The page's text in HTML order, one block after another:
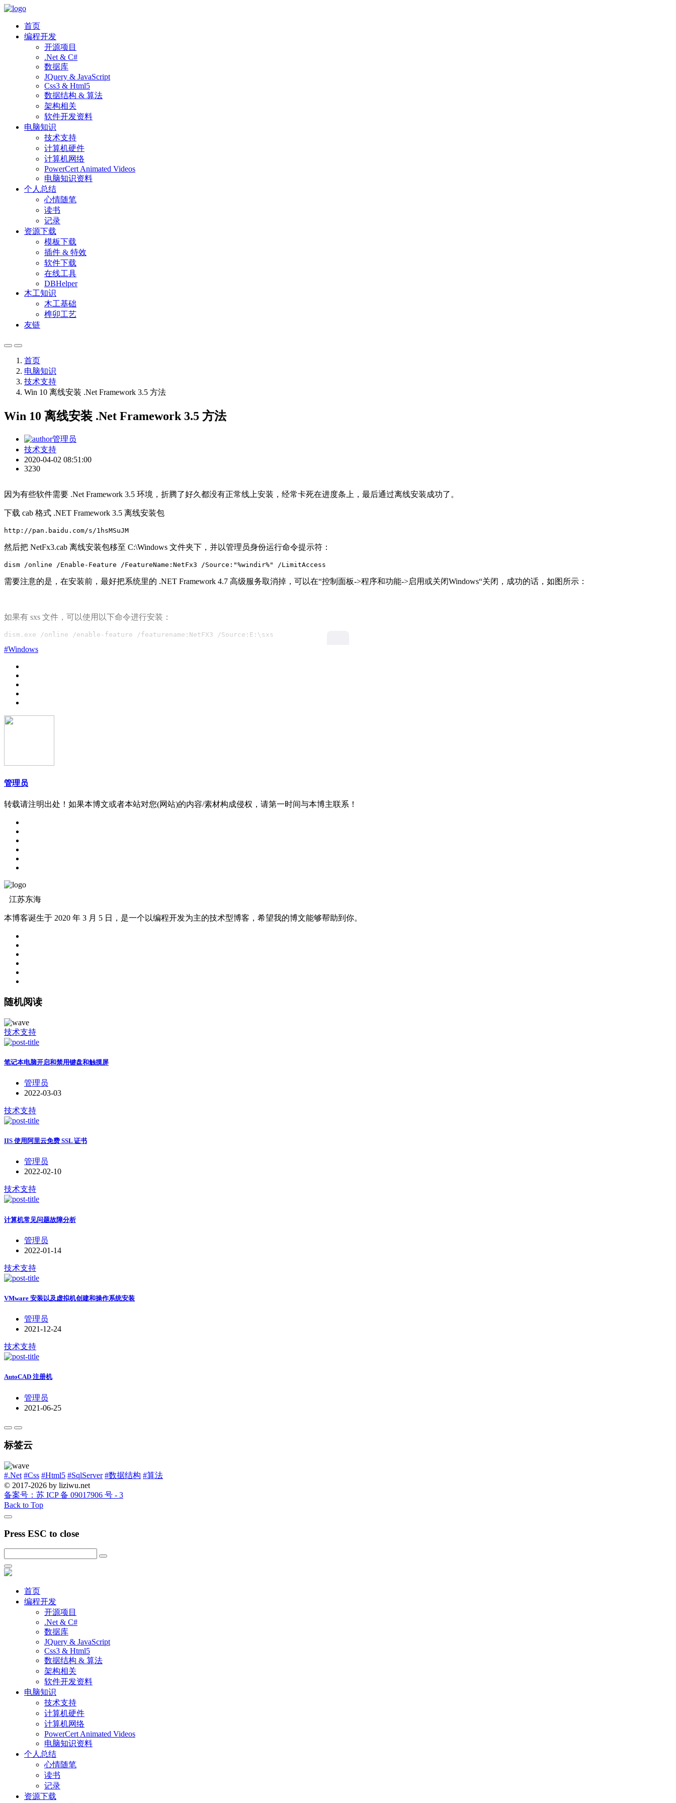
首页
编程开发
开源项目
.Net & C#
数据库
JQuery & JavaScript
Css3 & Html5
数据结构 & 算法
架构相关
软件开发资料
电脑知识
技术支持
计算机硬件
计算机网络
PowerCert Animated Videos
电脑知识资料
个人总结
心情随笔
读书
记录
资源下载
模板下载
插件 & 特效
软件下载
在线工具
DBHelper
木工知识
木工基础
榫卯工艺
友链
首页
电脑知识
技术支持
Win 10 离线安装 .Net Framework 3.5 方法
Win 10 离线安装 .Net Framework 3.5 方法
管理员
技术支持
2020-04-02 08:51:00
3230
因为有些软件需要 .Net Framework 3.5 环境，折腾了好久都没有正常线上安装，经常卡死在进度条上，最后通过离线安装成功了。
下载 cab 格式 .NET Framework 3.5 离线安装包
http://pan.baidu.com/s/1hsMSuJM
然后把 NetFx3.cab 离线安装包移至 C:\Windows 文件夹下，并以管理员身份运行命令提示符：
dism /online /Enable-Feature /FeatureName:NetFx3 /Source:"%windir%" /LimitAccess
需要注意的是，在安装前，最好把系统里的 .NET Framework 4.7 高级服务取消掉，可以在“控制面板->程序和功能->启用或关闭Windows“关闭，成功的话，如图所示：
如果有 sxs 文件，可以使用以下命令进行安装：
dism.exe /online /enable-feature /featurename:NetFX3 /Source:E:\sxs
#Windows
管理员
转载请注明出处！如果本博文或者本站对您(网站)的内容/素材构成侵权，请第一时间与本博主联系！
江苏东海
本博客诞生于 2020 年 3 月 5 日，是一个以编程开发为主的技术型博客，希望我的博文能够帮助到你。
随机阅读
技术支持
笔记本电脑开启和禁用键盘和触摸屏
管理员
2022-03-03
技术支持
IIS 使用阿里云免费 SSL 证书
管理员
2022-02-10
技术支持
计算机常见问题故障分析
管理员
2022-01-14
技术支持
VMware 安装以及虚拟机创建和操作系统安装
管理员
2021-12-24
技术支持
AutoCAD 注册机
管理员
2021-06-25
标签云
#.Net #Css #Html5 #SqlServer #数据结构 #算法
© 2017-2026 by liziwu.net
备案号：苏 ICP 备 09017906 号 - 3
Back to Top
Press ESC to close
首页
编程开发
开源项目
.Net & C#
数据库
JQuery & JavaScript
Css3 & Html5
数据结构 & 算法
架构相关
软件开发资料
电脑知识
技术支持
计算机硬件
计算机网络
PowerCert Animated Videos
电脑知识资料
个人总结
心情随笔
读书
记录
资源下载